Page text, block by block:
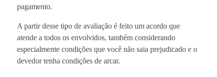
pagamento.
A partir desse tipo de avaliação é feito um acordo que
atende a todos os envolvidos, também considerando
especialmente condições que você não saia prejudicado e o
devedor tenha condições de arcar.